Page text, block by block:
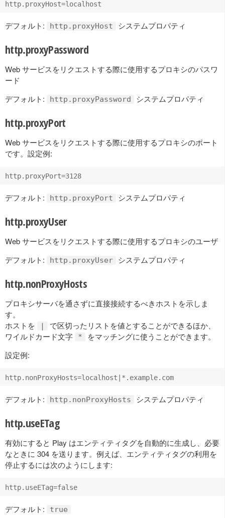
デフォルト: http.proxyHost システムプロパティ
http.proxyPassword
Web サービスをリクエストする際に使用するプロキシのパスワ
ード
デフォルト:
http.proxyPassword システムプロパティ
http.proxyPort
Web サービスをリクエストする際に使用するプロキシのポート
です。設定例:
デフォルト: http.proxyPort システムプロパティ
http.proxyUser
Web サービスをリクエストする際に使用するプロキシのユーザ
デフォルト:
http.proxyUser システムプロパティ
http.nonProxyHosts
プロキシサーバを通さずに直接接続するべきホストを示しま
す。
ホストを
|
で区切ったリストを値とすることができるほか、
ワイルドカード文字
*
をマッチングに使うことができます。
設定例:
デフォルト: http.nonProxyHosts システムプロパティ
http.useETag
有効にすると Play はエンティティタグを自動的に生成し、必要
なときに 304 を送ります。例えば、エンティティタグの利用を
停止するには次のようにします:
デフォルト: true